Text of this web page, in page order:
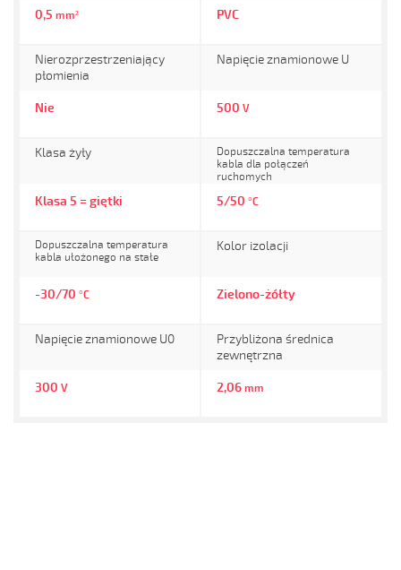
0,5 mm² PVC
Nierozprzestrzeniający
płomienia
Nie
Napięcie znamionowe U
500 V
Klasa żyły
Klasa 5 = giętki
Dopuszczalna temperatura
kabla dla połączeń
ruchomych
5/50 °C
Dopuszczalna temperatura
kabla ułożonego na stałe
-30/70 °C
Kolor izolacji
Zielono-żółty
Napięcie znamionowe U0
300 V
Przybliżona średnica
zewnętrzna
2,06 mm